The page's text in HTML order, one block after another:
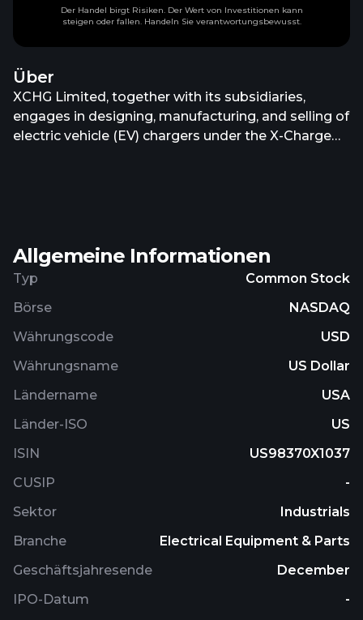
Über
XCHG Limited, together with its subsidiaries,
engages in designing, manufacturing, and selling of
electric vehicle (EV) chargers under the X-Charge
series and GridLink, as well as software system
upgrades and hardware maintenance services. It
charge point operators. XCHG Limited was
founded in 2015 and is headquartered in Hamburg,
Allgemeine Informationen
Typ
Common Stock
Börse
NASDAQ
Währungscode
USD
Währungsname
US Dollar
Ländername
USA
Länder-ISO
US
ISIN
US98370X1037
CUSIP
-
Sektor
Industrials
Branche
Electrical Equipment & Parts
Geschäftsjahresende
December
IPO-Datum
-
Der Handel birgt Risiken. Der Wert von Investitionen kann
steigen oder fallen. Handeln Sie verantwortungsbewusst.